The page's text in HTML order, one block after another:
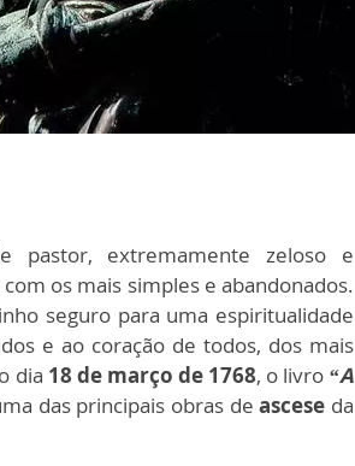
pastor, extremamente zeloso e
os mais simples e abandonados.
seguro para uma espiritualidade
e ao coração de todos, dos mais
dia 18 de março de 1768, o livro “A
das principais obras deascese da